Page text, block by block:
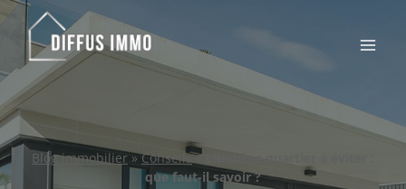
Aller
contenu
Blog immobilier »Conseils»
que faut-il savoir ?